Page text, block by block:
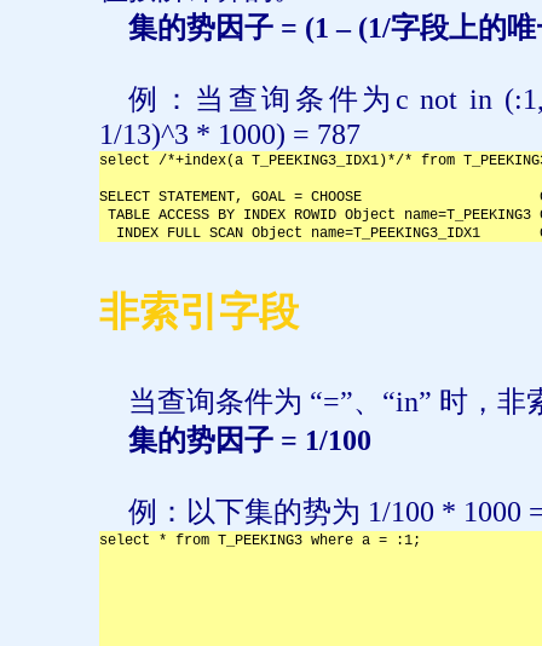
集的势因子 = (1 – (1/字段上的
例：当查询条件为 c not in
1/13)^3 * 1000) = 787
select /*+index(a T_PEEKING3_IDX1)*/* from
SELECT STATEMENT, GOAL = CHOOSE
TABLE ACCESS BY INDEX ROWID Object
INDEX FULL SCAN Object name=T_PEEKING3_IDX1
非索引字段
当查询条件为 “=”、“in” 时，非
集的势因子 = 1/100
例：以下集的势为 1/100 * 1000
select * from T_PEEKING3 where a = :1;